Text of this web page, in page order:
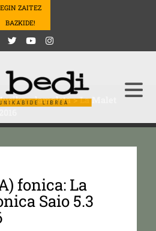
EGIN ZAITEZ
BAZKIDE!
>lamaleta>La Malet
fonica: La
Saio 5.3